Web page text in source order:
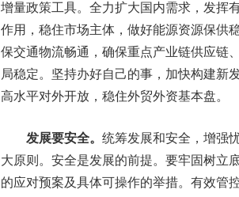
增量政策工具。全力扩大国内需求，发挥
作用，稳住市场主体，做好能源资源保供
保交通物流畅通，确保重点产业链供应链
局稳定。坚持办好自己的事，加快构建新
高水平对外开放，稳住外贸外资基本盘。
发展要安全。 统筹发展和安全，增强
大原则。安全是发展的前提。要牢固树立
的应对预案及具体可操作的举措。有效管